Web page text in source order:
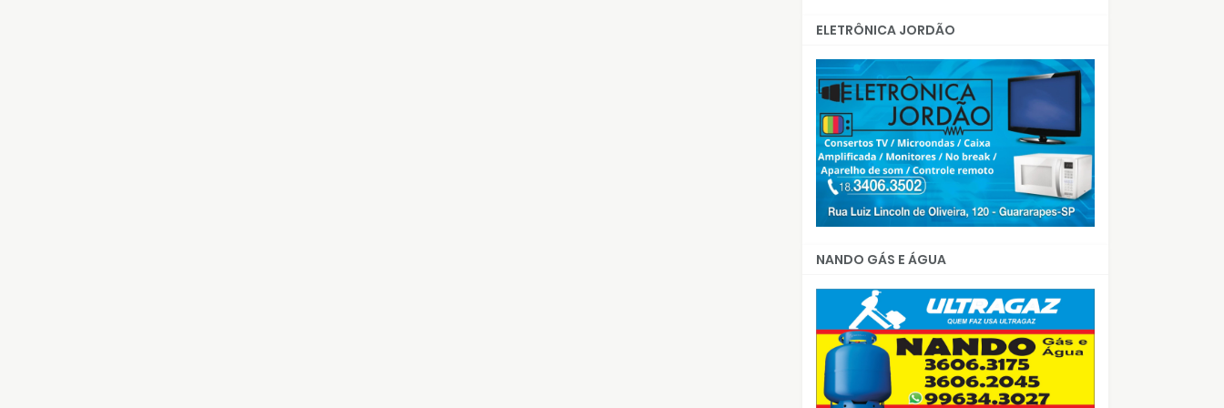
ELETRÔNICA JORDÃO
NANDO GÁS E ÁGUA